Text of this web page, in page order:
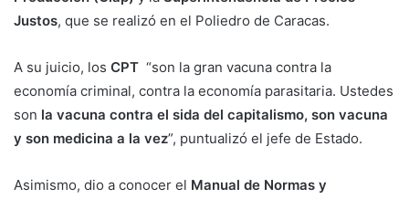
Justos, que se realizó en el Poliedro de Caracas.
A su juicio, los CPT “son la gran vacuna contra la
economía criminal, contra la economía parasitaria. Ustedes
son la vacuna contra el sida del capitalismo, son vacuna
y son medicina a la vez”, puntualizó el jefe de Estado.
Asimismo, dio a conocer el Manual de Normas y